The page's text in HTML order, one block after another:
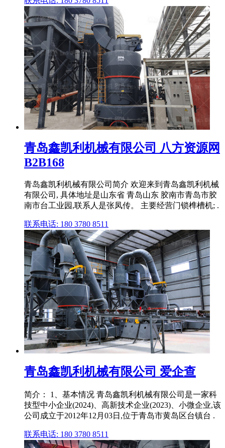
青岛鑫凯利机械有限公司 八方资源网
B2B168
青岛鑫凯利机械有限公司简介 欢迎来到青岛鑫凯利机械
有限公司, 具体地址是山东省 青岛山东 胶南市青岛市胶
南市台工业园,联系人是张凤传。 主要经营门锁榫槽机; .
联系电话: 180 3780 8511
青岛鑫凯利机械有限公司 爱企查
简介： 1、基本情况 青岛鑫凯利机械有限公司是一家科
技型中小企业(2024)、高新技术企业(2023)、小微企业,该
公司成立于2012年12月03日,位于青岛市黄岛区台镇台 .
联系电话: 180 3780 8511